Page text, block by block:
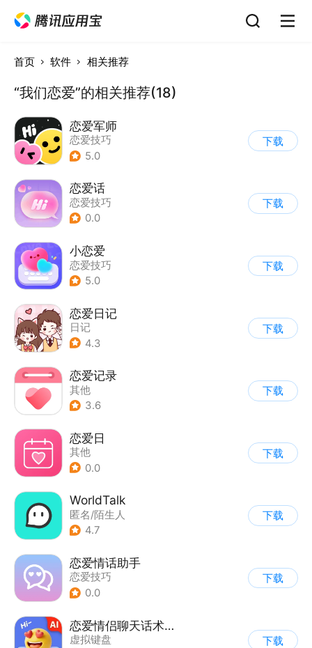
首页 软件 相关推荐
“我们恋爱”的相关推荐(18)
恋爱军师
恋爱技巧
5.0
下载
恋爱话
恋爱技巧
0.0
下载
小恋爱
恋爱技巧
5.0
下载
恋爱日记
日记
4.3
下载
恋爱记录
其他
3.6
下载
恋爱日
其他
0.0
下载
WorldTalk
匿名/陌生人
4.7
下载
恋爱情话助手
恋爱技巧
0.0
下载
恋爱情侣聊天话术键盘
虚拟键盘
下载